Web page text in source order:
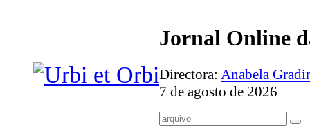
Jornal Online
Directora: Anabela
7 de agosto de 2026